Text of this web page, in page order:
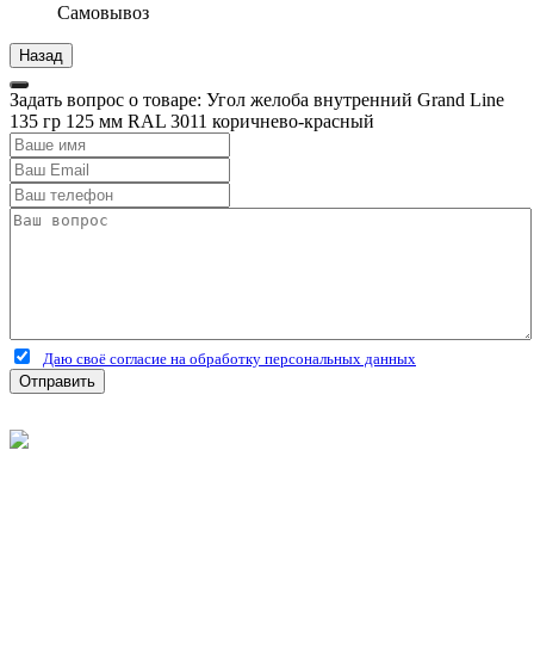
Самовывоз
Задать вопрос о товаре: Угол желоба внутренний Grand Line
135 гр 125 мм RAL 3011 коричнево-красный
Даю своё согласие на обработку персональных данных
Отправить